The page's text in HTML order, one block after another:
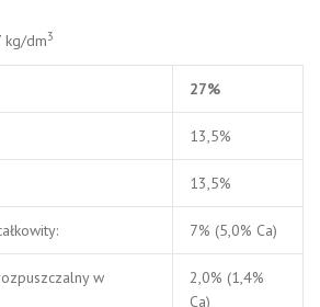
kg/dm3
27%
13,5%
13,5%
7% (5,0% Ca)
w
2,0% (1,4%
Ca)